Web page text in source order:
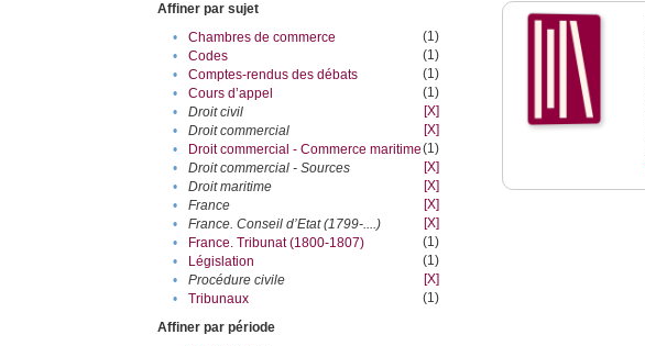
Affiner par sujet
•
Chambres de commerce
(1)
•
Codes
(1)
•
Comptes-rendus des débats
(1)
•
Cours d’appel
(1)
•
Droit civil
[X]
•
Droit commercial
[X]
•
Droit commercial - Commerce maritime(1)
•
Droit commercial - Sources
[X]
•
Droit maritime
[X]
•
France
[X]
•
France. Conseil d’Etat (1799-....)
[X]
•
France. Tribunat (1800-1807)
(1)
•
Législation
(1)
•
Procédure civile
[X]
•
Tribunaux
(1)
Affiner par période